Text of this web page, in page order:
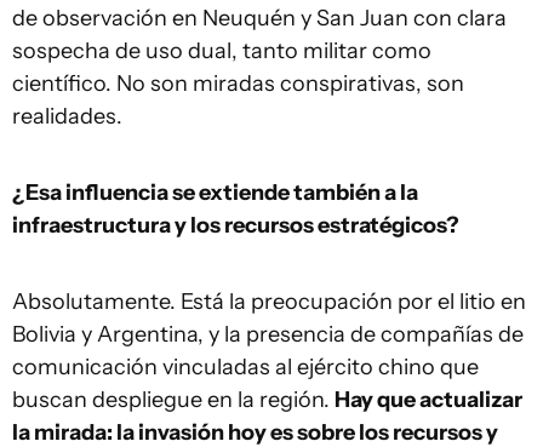
de observación en Neuquén y San Juan con clara
sospecha de uso dual, tanto militar como
científico. No son miradas conspirativas, son
realidades.
¿Esa influencia se extiende también a la
infraestructura y los recursos estratégicos?
Absolutamente. Está la preocupación por el litio en
Bolivia y Argentina, y la presencia de compañías de
comunicación vinculadas al ejército chino que
buscan despliegue en la región. Hay que actualizar
la mirada: la invasión hoy es sobre los recursos y